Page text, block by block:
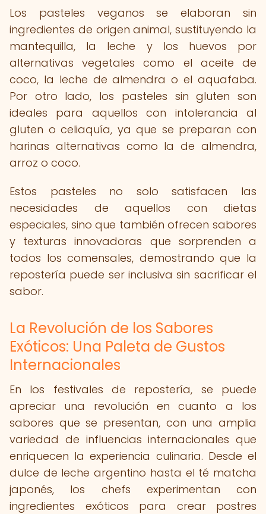
Los pasteles veganos se elaboran sin
ingredientes de origen animal, sustituyendo la
mantequilla, la leche y los huevos por
alternativas vegetales como el aceite de
coco, la leche de almendra o el aquafaba.
Por otro lado, los pasteles sin gluten son
ideales para aquellos con intolerancia al
gluten o celiaquía, ya que se preparan con
harinas alternativas como la de almendra,
arroz o coco.
Estos pasteles no solo satisfacen las
necesidades de aquellos con dietas
especiales, sino que también ofrecen sabores
y texturas innovadoras que sorprenden a
todos los comensales, demostrando que la
repostería puede ser inclusiva sin sacrificar el
sabor.
La Revolución de los Sabores
Exóticos: Una Paleta de Gustos
Internacionales
En los festivales de repostería, se puede
apreciar una revolución en cuanto a los
sabores que se presentan, con una amplia
variedad de influencias internacionales que
enriquecen la experiencia culinaria. Desde el
dulce de leche argentino hasta el té matcha
japonés, los chefs experimentan con
ingredientes exóticos para crear postres